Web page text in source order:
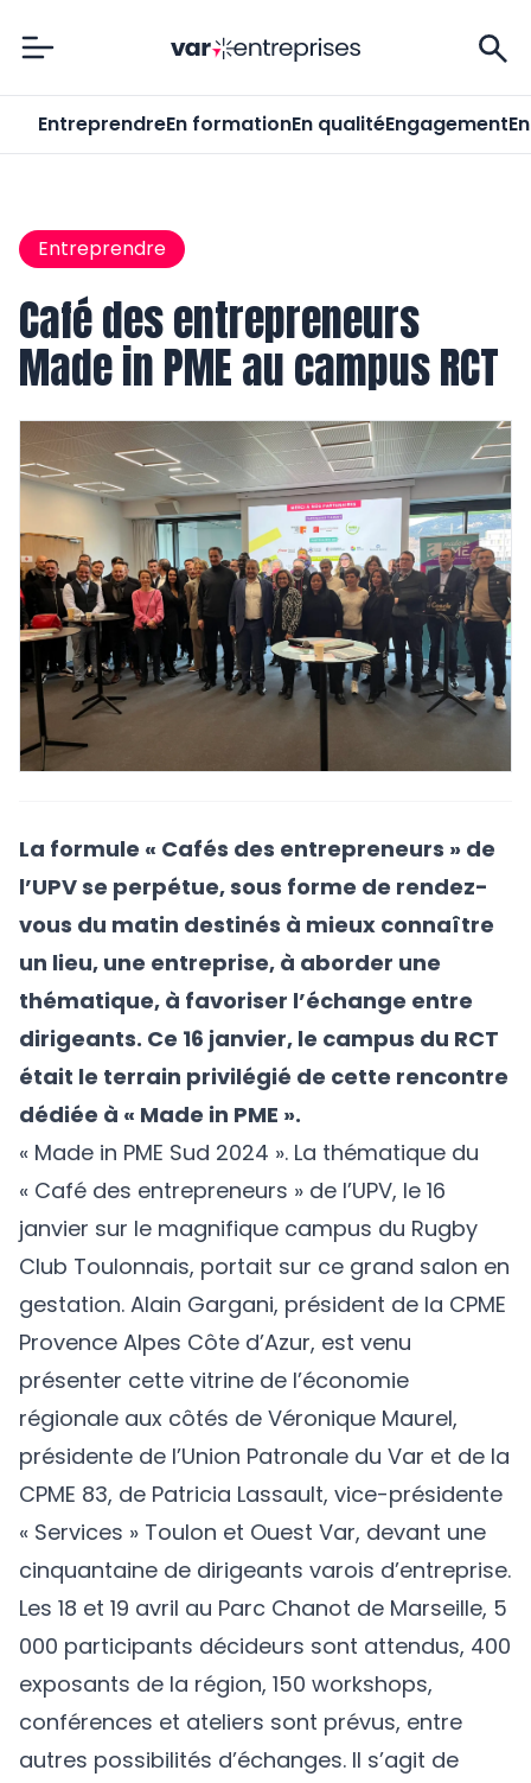
Var-Entreprises
EntreprendreEn formationEn qualitéEngagement
Entreprendre
Café des entrepreneurs
Made in PME au campus RCT
La formule « Cafés des entrepreneurs » de
l’UPV se perpétue, sous forme de rendez-
vous du matin destinés à mieux connaître
un lieu, une entreprise, à aborder une
thématique, à favoriser l’échange entre
dirigeants. Ce 16 janvier, le campus du RCT
était le terrain privilégié de cette rencontre
dédiée à « Made in PME ».
« Made in PME Sud 2024 ». La thématique du
« Café des entrepreneurs » de l’UPV, le 16
janvier sur le magnifique campus du Rugby
Club Toulonnais, portait sur ce grand salon en
gestation. Alain Gargani, président de la CPME
Provence Alpes Côte d’Azur, est venu
présenter cette vitrine de l’économie
régionale aux côtés de Véronique Maurel,
présidente de l’Union Patronale du Var et de la
CPME 83, de Patricia Lassault, vice-présidente
« Services » Toulon et Ouest Var, devant une
cinquantaine de dirigeants varois d’entreprise.
Les 18 et 19 avril au Parc Chanot de Marseille, 5
000 participants décideurs sont attendus, 400
exposants de la région, 150 workshops,
conférences et ateliers sont prévus, entre
autres possibilités d’échanges. Il s’agit de